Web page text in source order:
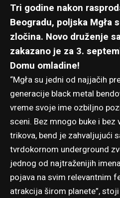
Tri godine nakon
Beogradu, poljska Mgła
zločina. Novo druženje
zakazano je za 3.
Domu omladine!
“Mgła su jedni od najjačih
generacije black metal
vreme svoje ime ozbiljno
sceni. Bez mnogo buke i bez
trikova, bend je zahvaljujući
tvrdokornom underground
jednog od najtraženijih
pojava na svim relevantnim
atrakcija širom planete”,